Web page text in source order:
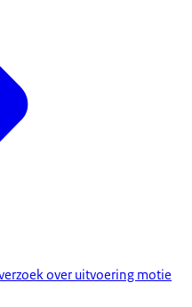
over uitvoering motie